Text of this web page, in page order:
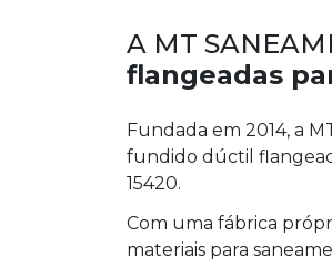
A MT
flangeadas
Fundada em 2014, a
fundido dúctil
15420.
Com uma fábrica
materiais para